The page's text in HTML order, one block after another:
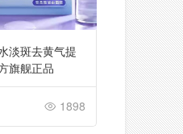
淡斑去黄气提
旗舰正品
1898